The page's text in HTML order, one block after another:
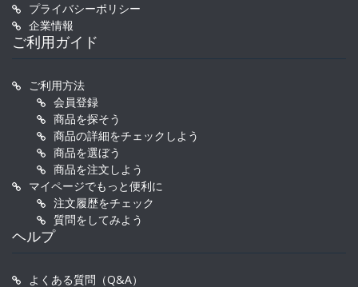
プライバシーポリシー
企業情報
ご利用ガイド
ご利用方法
会員登録
商品を探そう
商品の詳細をチェックしよう
商品を選ぼう
商品を注文しよう
マイページでもっと便利に
注文履歴をチェック
質問をしてみよう
ヘルプ
よくある質問（Q&A）